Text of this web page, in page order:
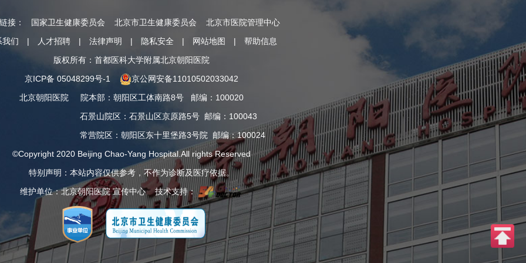
接： 国家卫生健康委员会 北京市卫生健康委员会
北京市医院管理中心
我们
| 人才招聘 | 法律声明 | 隐私安全 | 网站地图 |
帮助信息
版权所有：首都医科大学附属北京朝阳医院
京ICP备 05048299号-1
京公网安备11010502033042
北京朝阳医院
院本部 ： 朝阳区工体南路8号 邮编：100020
石景山院区 ： 石景山区京原路5号 邮编：100043
常营院区 ： 朝阳区东十里堡路3号院 邮编：100024
©Copyright 2020 Beijing Chao-Yang Hospital.All rights Reserved
特别声明：本站内容仅供参考，不作为诊断及医疗依据。
维护单位：北京朝阳医院 宣传中心 技术支持：